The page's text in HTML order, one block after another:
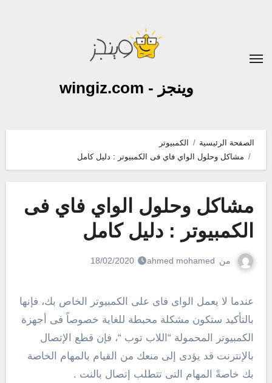
وينجز - wingiz.com
الصفحة الرئيسية
الكمبيوتر
مشاكل وحلول الواي فاي فى الكمبيوتر : دليل كامل
مشاكل وحلول الواي فاي فى
الكمبيوتر : دليل كامل
من ahmed mohamed
18/02/2020
عندما لا يعمل الواى فاى على الكمبيوتر الخاص بك، فإنها
بالتأكيد ستكون مشكلة محبطة للغاية خصوصاً فى أجهزة
الكمبيوتر المحمولة “اللاب توب “، فإن قطع الإتصال
بالإنترنت قد يؤدى إلى منعك من القيام بالمهام الخاصة
بك خاصةً المهام التى تتطلب إتصال بالنت .